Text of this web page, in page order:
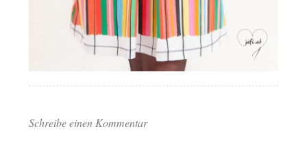
Schreibe einen Kommentar